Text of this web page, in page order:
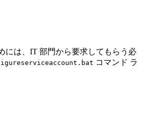
には、IT 部門から要求してもらう必
コマンド ラ